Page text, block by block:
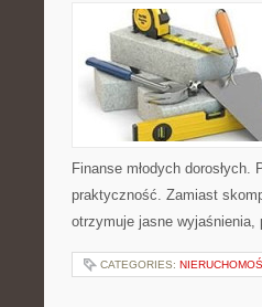
Finanse młodych
praktyczność. Zamiast
otrzymuje jasne
CATEGORIES: